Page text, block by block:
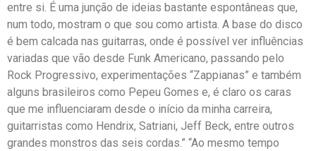
entre si. É uma junção de ideias bastante espontâneas que,
num todo, mostram o que sou como artista. A base do disco
é bem calcada nas guitarras, onde é possível ver influências
variadas que vão desde Funk Americano, passando pelo
Rock Progressivo, experimentações “Zappianas” e também
alguns brasileiros como Pepeu Gomes e, é claro os caras
que me influenciaram desde o início da minha carreira,
guitarristas como Hendrix, Satriani, Jeff Beck, entre outros
grandes monstros das seis cordas.” “Ao mesmo tempo